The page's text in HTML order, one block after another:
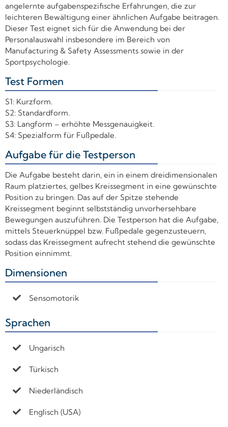
angelernte aufgabenspezifische Erfahrungen, die zur
leichteren Bewältigung einer ähnlichen Aufgabe beitragen.
Dieser Test eignet sich für die Anwendung bei der
Personalauswahl insbesondere im Bereich von
Manufacturing & Safety Assessments sowie in der
Sportpsychologie.
Test Formen
S1: Kurzform.
S2: Standardform.
S3: Langform – erhöhte Messgenauigkeit.
S4: Spezialform für Fußpedale.
Aufgabe für die Testperson
Die Aufgabe besteht darin, ein in einem dreidimensionalen
Raum platziertes, gelbes Kreissegment in eine gewünschte
Position zu bringen. Das auf der Spitze stehende
Kreissegment beginnt selbstständig unvorhersehbare
Bewegungen auszuführen. Die Testperson hat die Aufgabe,
mittels Steuerknüppel bzw. Fußpedale gegenzusteuern,
sodass das Kreissegment aufrecht stehend die gewünschte
Position einnimmt.
Dimensionen
Sensomotorik
Sprachen
Ungarisch
Türkisch
Niederländisch
Englisch (USA)